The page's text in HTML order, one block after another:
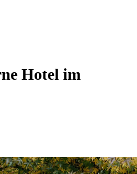
Hotel im